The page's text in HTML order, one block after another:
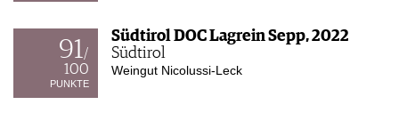
91/
100
PUNKTE
Südtirol DOC Lagrein Sepp, 2022
Südtirol
Weingut Nicolussi-Leck